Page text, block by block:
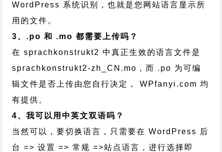
WordPress 系统识别，也就是您网站语言显示所
用的文件。
3、.po 和 .mo 都需要上传吗？
在 sprachkonstrukt2 中真正生效的语言文件是
sprachkonstrukt2-zh_CN.mo，而 .po 为可编
辑文件是否上传由您自行决定， WPfanyi.com 均
有提供。
4、我可以用中英文双语吗？
当然可以，要切换语言，只需要在 WordPress 后
台 => 设置 => 常规 =>站点语言，进行选择即